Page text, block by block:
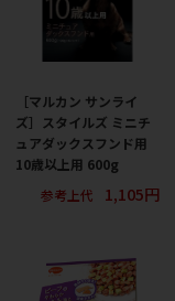
［マルカン サンライ
ズ］スタイルズ ミニチ
ュアダックスフンド用
10歳以上用 600g
参考上代
1,105円